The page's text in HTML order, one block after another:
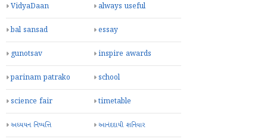
VidyaDaan always useful
bal sansad essay
gunotsav inspire awards
parinam patrako school
science fair timetable
અધ્યયન નિષ્પત્તિ આનંદદાયી શનિવાર